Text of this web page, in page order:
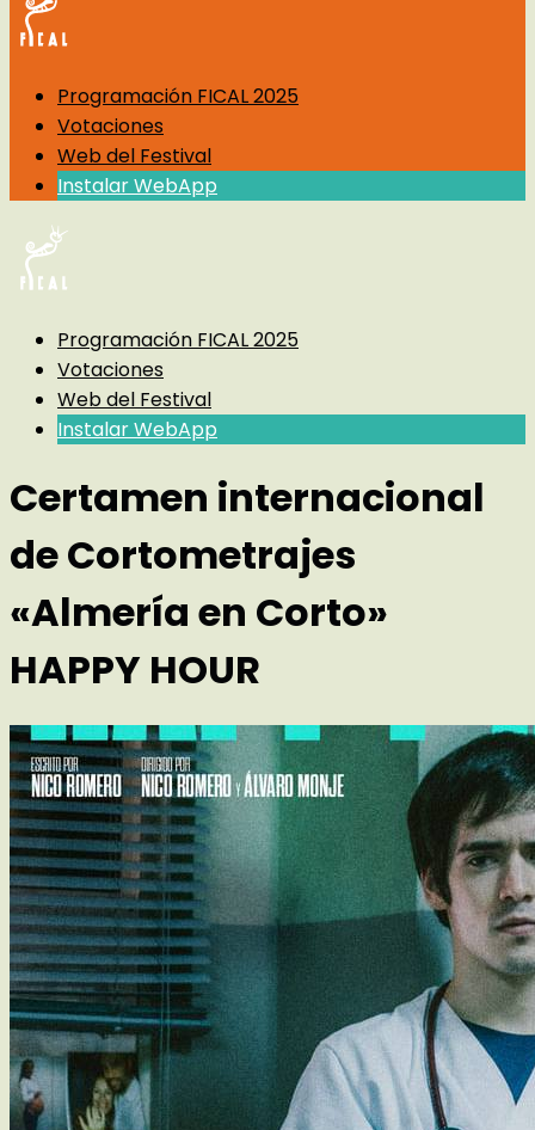
Programación FICAL 2025
Votaciones
Web del Festival
Instalar WebApp
Programación FICAL 2025
Votaciones
Web del Festival
Instalar WebApp
Certamen internacional
de Cortometrajes
«Almería en Corto»
HAPPY HOUR